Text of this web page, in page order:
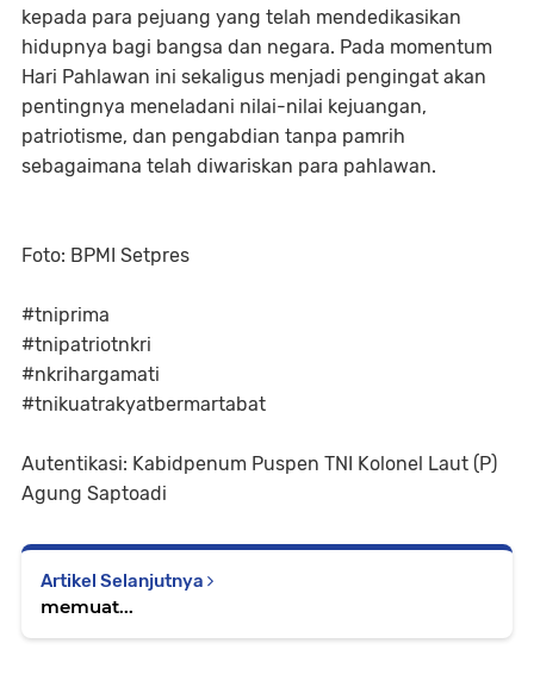
kepada para pejuang yang telah mendedikasikan
hidupnya bagi bangsa dan negara. Pada momentum
Hari Pahlawan ini sekaligus menjadi pengingat akan
pentingnya meneladani nilai-nilai kejuangan,
patriotisme, dan pengabdian tanpa pamrih
sebagaimana telah diwariskan para pahlawan.
Foto: BPMI Setpres
#tniprima
#tnipatriotnkri
#nkrihargamati
#tnikuatrakyatbermartabat
Autentikasi: Kabidpenum Puspen TNI Kolonel Laut (P)
Agung Saptoadi
Artikel Selanjutnya
memuat...